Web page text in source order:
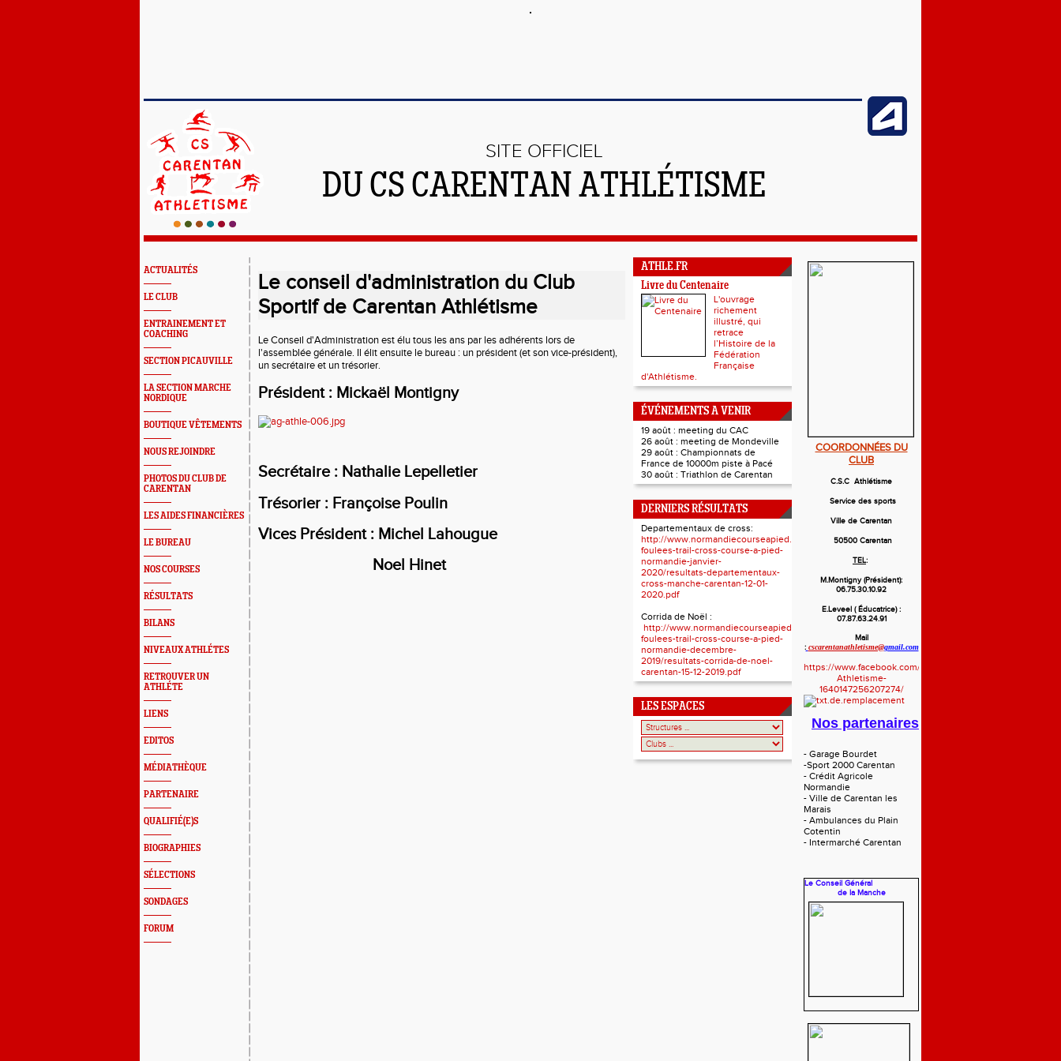
SITE OFFICIEL
DU CS CARENTAN ATHLÉTISME
ACTUALITÉS
LE CLUB
ENTRAINEMENT ET
COACHING
SECTION PICAUVILLE
LA SECTION MARCHE
NORDIQUE
BOUTIQUE VÊTEMENTS
NOUS REJOINDRE
PHOTOS DU CLUB DE
CARENTAN
LES AIDES FINANCIÈRES
LE BUREAU
NOS COURSES
RÉSULTATS
BILANS
NIVEAUX ATHLÉTES
RETROUVER UN
ATHLÉTE
LIENS
EDITOS
MÉDIATHÈQUE
PARTENAIRE
QUALIFIÉ(E)S
BIOGRAPHIES
SÉLECTIONS
SONDAGES
FORUM
Le conseil d'administration du Club
Sportif de Carentan Athlétisme
Le Conseil d'Administration est élu tous les ans par les adhérents lors de
l'assemblée générale. Il élit ensuite le bureau : un président (et son vice-président),
un secrétaire et un trésorier.
Président : Mickaël Montigny
Secrétaire : Nathalie Lepelletier
Trésorier : Françoise Poulin
Vices Président : Michel Lahougue
Noel Hinet
ATHLE.FR
Livre du Centenaire
L'ouvrage
richement
illustré, qui
retrace
l’Histoire de la
Fédération
Française
d'Athlétisme.
ÉVÉNEMENTS A VENIR
19 août : meeting du CAC
26 août : meeting de Mondeville
29 août : Championnats de
France de 10000m piste à Pacé
30 août : Triathlon de Carentan
DERNIERS RÉSULTATS
Departementaux de cross:
http://www.normandiecourseapied.com/resultats/resultats-
foulees-trail-cross-course-a-pied-
normandie-janvier-
2020/resultats-departementaux-
cross-manche-carentan-12-01-
2020.pdf
Corrida de Noël :
http://www.normandiecourseapied.com/resultats/resultats-
foulees-trail-cross-course-a-pied-
normandie-decembre-
2019/resultats-corrida-de-noel-
carentan-15-12-2019.pdf
LES ESPACES
COORDONNÉES DU
CLUB
C.S.C Athlétisme
Service des sports
Ville de Carentan
50500 Carentan
TEL:
M.Montigny (Président):
06.75.30.10.92
E.Leveel ( Éducatrice) :
07.87.63.24.91
Mail
: cscarentanathletisme@gmail.com
https://www.facebook.com/Cscarentan-
Athletisme-
1640147256207274/
Nos partenaires
- Garage Bourdet
-Sport 2000 Carentan
- Crédit Agricole
Normandie
- Ville de Carentan les
Marais
- Ambulances du Plain
Cotentin
- Intermarché Carentan
Le Conseil Général
de la Manche